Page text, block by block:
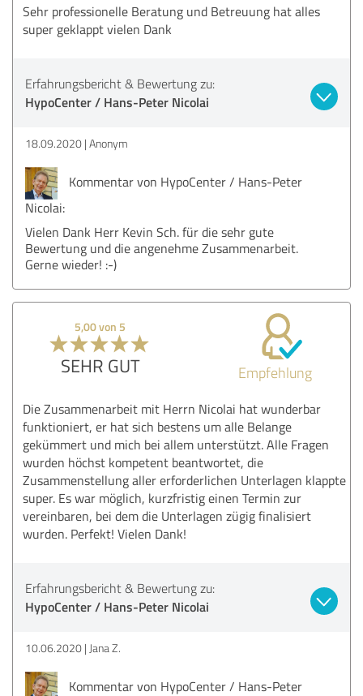
Sehr professionelle Beratung und Betreuung hat alles
super geklappt vielen Dank
Erfahrungsbericht & Bewertung zu:
HypoCenter / Hans-Peter Nicolai
18.09.2020 Anonym
Kommentar von HypoCenter / Hans-Peter
Nicolai:
Vielen Dank Herr Kevin Sch. für die sehr gute
Bewertung und die angenehme Zusammenarbeit.
Gerne wieder! :-)
5,00 von 5
SEHR GUT Empfehlung
Die Zusammenarbeit mit Herrn Nicolai hat wunderbar
funktioniert, er hat sich bestens um alle Belange
gekümmert und mich bei allem unterstützt. Alle Fragen
wurden höchst kompetent beantwortet, die
Zusammenstellung aller erforderlichen Unterlagen klappte
super. Es war möglich, kurzfristig einen Termin zur
vereinbaren, bei dem die Unterlagen zügig finalisiert
wurden. Perfekt! Vielen Dank!
Erfahrungsbericht & Bewertung zu:
HypoCenter / Hans-Peter Nicolai
10.06.2020 Jana Z.
Kommentar von HypoCenter / Hans-Peter